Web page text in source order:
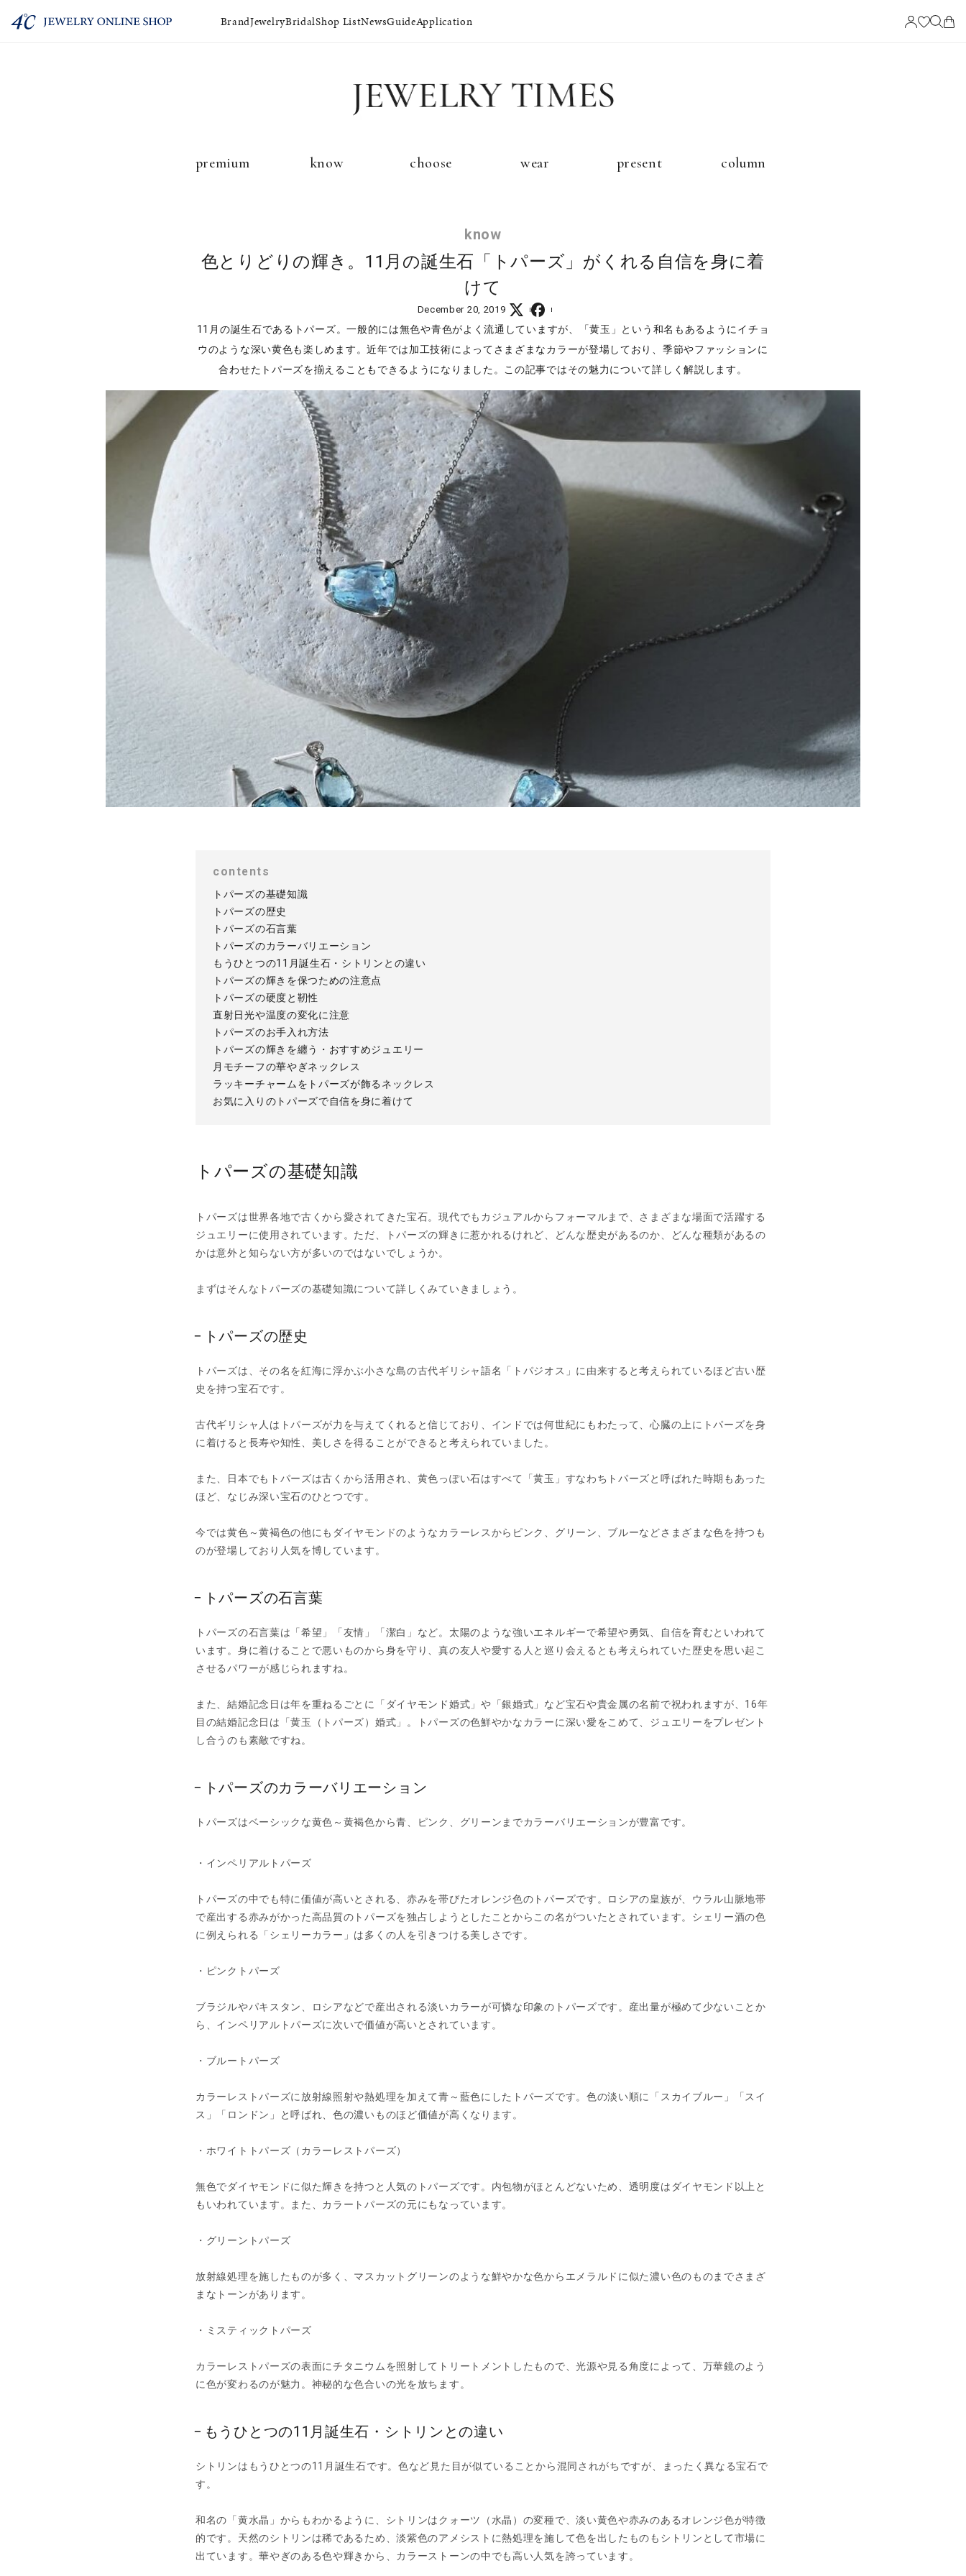
BrandJewelryBridalShop ListNewsGuide
ブライダルリングの選び方
Application
premium know choose wear present column
know
色とりどりの輝き。11月の誕生石「トパーズ」がくれる自信を身に着
けて
December 20, 2019
11月の誕生石であるトパーズ。一般的には無色や青色がよく流通していますが、「黄玉」という和名もあるようにイチョ
ウのような深い黄色も楽しめます。近年では加工技術によってさまざまなカラーが登場しており、季節やファッションに
合わせたトパーズを揃えることもできるようになりました。この記事ではその魅力について詳しく解説します。
contents
トパーズの基礎知識
トパーズの歴史
トパーズの石言葉
トパーズのカラーバリエーション
もうひとつの11月誕生石・シトリンとの違い
トパーズの輝きを保つための注意点
トパーズの硬度と靭性
直射日光や温度の変化に注意
トパーズのお手入れ方法
トパーズの輝きを纏う・おすすめジュエリー
月モチーフの華やぎネックレス
ラッキーチャームをトパーズが飾るネックレス
お気に入りのトパーズで自信を身に着けて
トパーズの基礎知識
トパーズは世界各地で古くから愛されてきた宝石。現代でもカジュアルからフォーマルまで、さまざまな場面で活躍する
ジュエリーに使用されています。ただ、トパーズの輝きに惹かれるけれど、どんな歴史があるのか、どんな種類があるの
かは意外と知らない方が多いのではないでしょうか。
まずはそんなトパーズの基礎知識について詳しくみていきましょう。
トパーズの歴史
トパーズは、その名を紅海に浮かぶ小さな島の古代ギリシャ語名「トパジオス」に由来すると考えられているほど古い歴
史を持つ宝石です。
古代ギリシャ人はトパーズが力を与えてくれると信じており、インドでは何世紀にもわたって、心臓の上にトパーズを身
に着けると長寿や知性、美しさを得ることができると考えられていました。
また、日本でもトパーズは古くから活用され、黄色っぽい石はすべて「黄玉」すなわちトパーズと呼ばれた時期もあった
ほど、なじみ深い宝石のひとつです。
今では黄色～黄褐色の他にもダイヤモンドのようなカラーレスからピンク、グリーン、ブルーなどさまざまな色を持つも
のが登場しており人気を博しています。
トパーズの石言葉
トパーズの石言葉は「希望」「友情」「潔白」など。太陽のような強いエネルギーで希望や勇気、自信を育むといわれて
います。身に着けることで悪いものから身を守り、真の友人や愛する人と巡り会えるとも考えられていた歴史を思い起こ
させるパワーが感じられますね。
また、結婚記念日は年を重ねるごとに「ダイヤモンド婚式」や「銀婚式」など宝石や貴金属の名前で祝われますが、16年
目の結婚記念日は「黄玉（トパーズ）婚式」。トパーズの色鮮やかなカラーに深い愛をこめて、ジュエリーをプレゼント
し合うのも素敵ですね。
トパーズのカラーバリエーション
トパーズはベーシックな黄色～黄褐色から青、ピンク、グリーンまでカラーバリエーションが豊富です。
・インペリアルトパーズ
トパーズの中でも特に価値が高いとされる、赤みを帯びたオレンジ色のトパーズです。ロシアの皇族が、ウラル山脈地帯
で産出する赤みがかった高品質のトパーズを独占しようとしたことからこの名がついたとされています。シェリー酒の色
に例えられる「シェリーカラー」は多くの人を引きつける美しさです。
・ピンクトパーズ
ブラジルやパキスタン、ロシアなどで産出される淡いカラーが可憐な印象のトパーズです。産出量が極めて少ないことか
ら、インペリアルトパーズに次いで価値が高いとされています。
・ブルートパーズ
カラーレストパーズに放射線照射や熱処理を加えて青～藍色にしたトパーズです。色の淡い順に「スカイブルー」「スイ
ス」「ロンドン」と呼ばれ、色の濃いものほど価値が高くなります。
・ホワイトトパーズ（カラーレストパーズ）
無色でダイヤモンドに似た輝きを持つと人気のトパーズです。内包物がほとんどないため、透明度はダイヤモンド以上と
もいわれています。また、カラートパーズの元にもなっています。
・グリーントパーズ
放射線処理を施したものが多く、マスカットグリーンのような鮮やかな色からエメラルドに似た濃い色のものまでさまざ
まなトーンがあります。
・ミスティックトパーズ
カラーレストパーズの表面にチタニウムを照射してトリートメントしたもので、光源や見る角度によって、万華鏡のよう
に色が変わるのが魅力。神秘的な色合いの光を放ちます。
もうひとつの11月誕生石・シトリンとの違い
シトリンはもうひとつの11月誕生石です。色など見た目が似ていることから混同されがちですが、まったく異なる宝石で
す。
和名の「黄水晶」からもわかるように、シトリンはクォーツ（水晶）の変種で、淡い黄色や赤みのあるオレンジ色が特徴
的です。天然のシトリンは稀であるため、淡紫色のアメシストに熱処理を施して色を出したものもシトリンとして市場に
出ています。華やぎのある色や輝きから、カラーストーンの中でも高い人気を誇っています。